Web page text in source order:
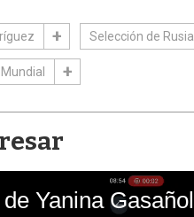
Selección de Rusia